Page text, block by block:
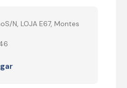
N, LOJA E67, Montes